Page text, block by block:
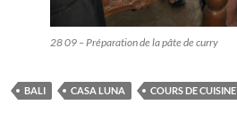
28 09 – Préparation de la pâte de curry
BALI CASA LUNA COURS DE CUISINE